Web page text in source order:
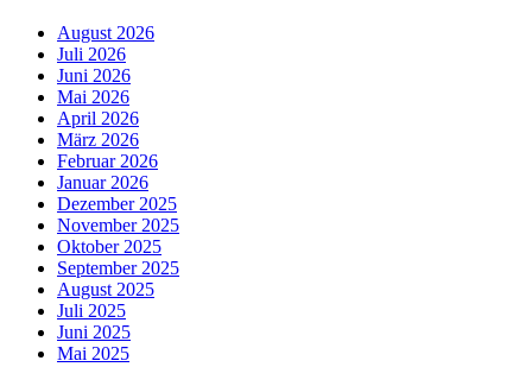
August 2026
Juli 2026
Juni 2026
Mai 2026
April 2026
März 2026
Februar 2026
Januar 2026
Dezember 2025
November 2025
Oktober 2025
September 2025
August 2025
Juli 2025
Juni 2025
Mai 2025